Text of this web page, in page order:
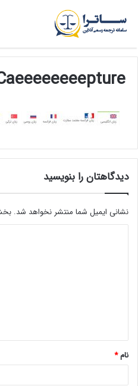
دیدگاهتان را بنویسید
نشانی ایمیل شما منتشر نخواهد شد.
نام*